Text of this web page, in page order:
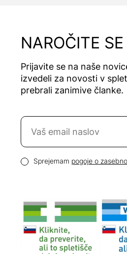
NAROČITE
Prijavite se na naše
izvedeli za novosti v
prebrali zanimive članke.
Naročite se na novice
Pogoji zasebnosti
Sprejemam pogoje o